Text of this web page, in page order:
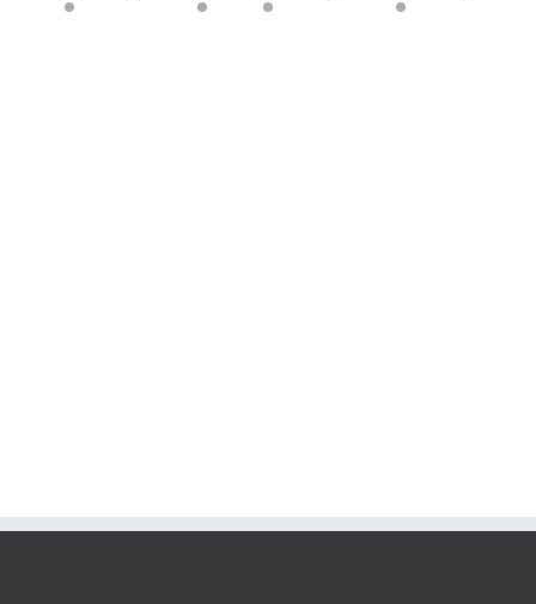
évènementévènementsévènementévènementévènementsévènement